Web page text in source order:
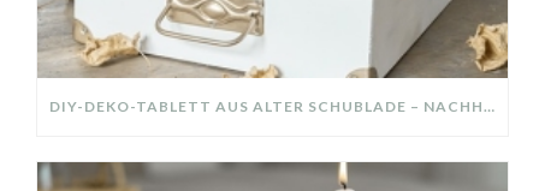
DIY-DEKO-TABLETT AUS ALTER SCHUBLADE – NACHHALTIGE HERBSTDEKO SELBER MACHEN!